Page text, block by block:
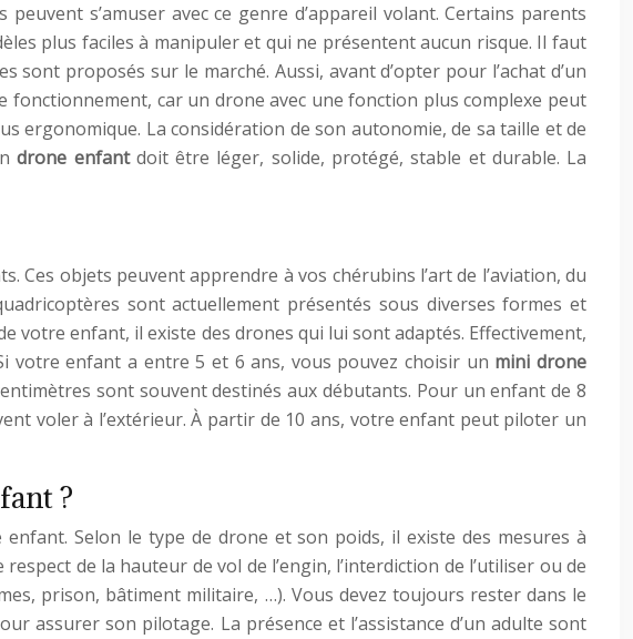
s’amuser avec ce genre d’appareil volant. Certains parents
plus faciles à manipuler et qui ne présentent aucun risque. Il faut
proposés sur le marché. Aussi, avant d’opter pour l’achat d’un
fonctionnement, car un drone avec une fonction plus complexe peut
ergonomique. La considération de son autonomie, de sa taille et de
drone enfantdoit être léger, solide, protégé, stable et durable. La
Ces objets peuvent apprendre à vos chérubins l’art de l’aviation, du
sont actuellement présentés sous diverses formes et
votre enfant, il existe des drones qui lui sont adaptés. Effectivement,
votre enfant a entre 5 et 6 ans, vous pouvez choisir un mini drone
sont souvent destinés aux débutants. Pour un enfant de 8
voler à l’extérieur. À partir de 10 ans, votre enfant peut piloter un
?
Selon le type de drone et son poids, il existe des mesures à
de la hauteur de vol de l’engin, l’interdiction de l’utiliser ou de
prison, bâtiment militaire, …). Vous devez toujours rester dans le
assurer son pilotage. La présence et l’assistance d’un adulte sont